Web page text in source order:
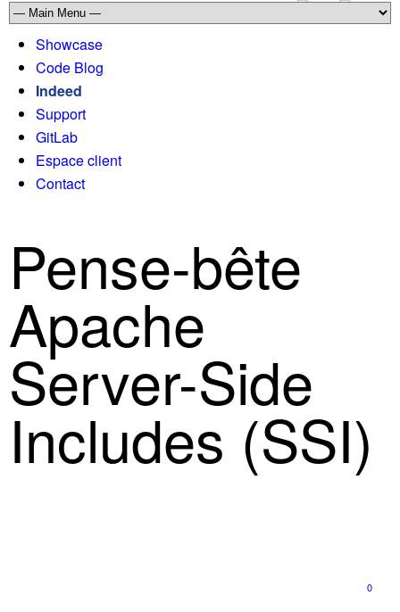
Showcase
Code Blog
Indeed
Support
GitLab
Espace client
Contact
Pense-bête
Apache
Server-Side
Includes (SSI)
0